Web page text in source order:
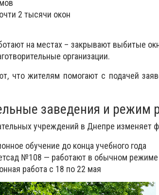
2 тысячи окон
на местах – закрывают выбитые
организации.
что жителям помогают с подачей
заведения и режим
учреждений в Днепре изменяет
обучение до конца учебного года
№108 — работают в обычном режиме
работа с 18 по 22 мая